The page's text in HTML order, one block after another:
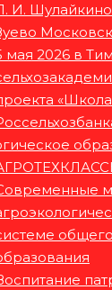
И.
мая 2026 в